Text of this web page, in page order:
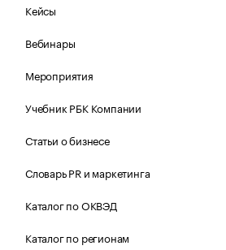
Кейсы
Вебинары
Мероприятия
Учебник РБК Компании
Статьи о бизнесе
Словарь PR и маркетинга
Каталог по ОКВЭД
Каталог по регионам